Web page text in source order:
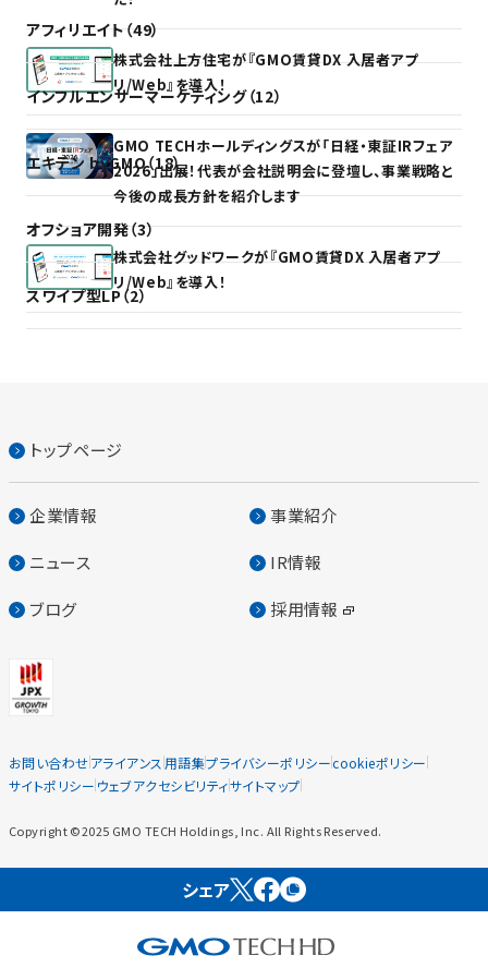
アフィリエイト（49）
インフルエンサーマーケティング（12）
エキテン byGMO（18）
オフショア開発（3）
スワイプ型LP（2）
株式会社上方住宅が『GMO賃貸DX 入居者アプ
リ/Web』を導入！
GMO TECHホールディングスが「日経・東証IRフェア
2026」出展！代表が会社説明会に登壇し、事業戦略と
今後の成長方針を紹介します
株式会社グッドワークが『GMO賃貸DX 入居者アプ
リ/Web』を導入！
トップページ
企業情報 事業紹介
ニュース IR情報
ブログ 採用情報
お問い合わせアライアンス 用語集プライバシーポリシーcookieポリシー
サイトポリシー ウェブアクセシビリティサイトマップ
Copyright ©2025 GMO TECH Holdings, Inc. All Rights Reserved.
シェア